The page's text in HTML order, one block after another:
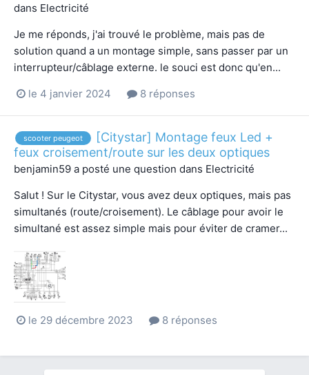
dans Electricité
Je me réponds, j'ai trouvé le problème, mais pas de
solution quand a un montage simple, sans passer par un
interrupteur/câblage externe. le souci est donc qu'en...
le 4 janvier 2024 8 réponses
scooter peugeot
[Citystar] Montage feux Led +
feux croisement/route sur les deux optiques
benjamin59 a posté une question dans Electricité
Salut ! Sur le Citystar, vous avez deux optiques, mais pas
simultanés (route/croisement). Le câblage pour avoir le
simultané est assez simple mais pour éviter de cramer...
le 29 décembre 2023 8 réponses